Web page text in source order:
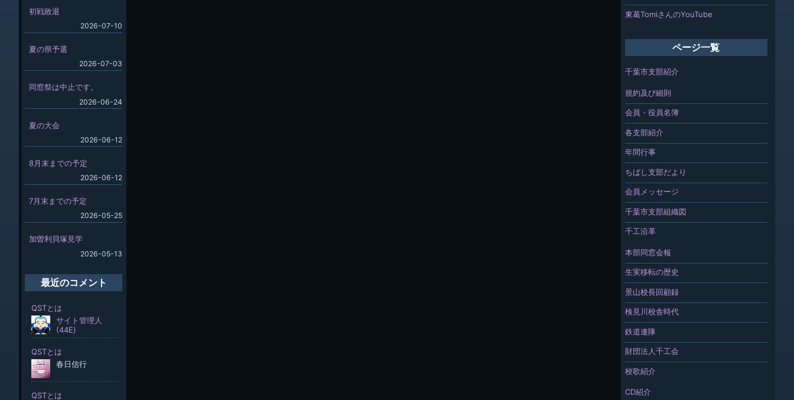
東葛TomiさんのYouTube
ページ一覧
千葉市支部紹介
規約及び細則
会員・役員名簿
各支部紹介
年間行事
ちばし支部だより
会員メッセージ
千葉市支部組織図
千工沿革
本部同窓会報
生実移転の歴史
景山校長回顧録
検見川校舎時代
鉄道連隊
財団法人千工会
校歌紹介
CD紹介
初戦敗退
2026-07-10
夏の県予選
2026-07-03
同窓祭は中止です。
2026-06-24
夏の大会
2026-06-12
8月末までの予定
2026-06-12
7月末までの予定
2026-05-25
加曽利貝塚見学
2026-05-13
最近のコメント